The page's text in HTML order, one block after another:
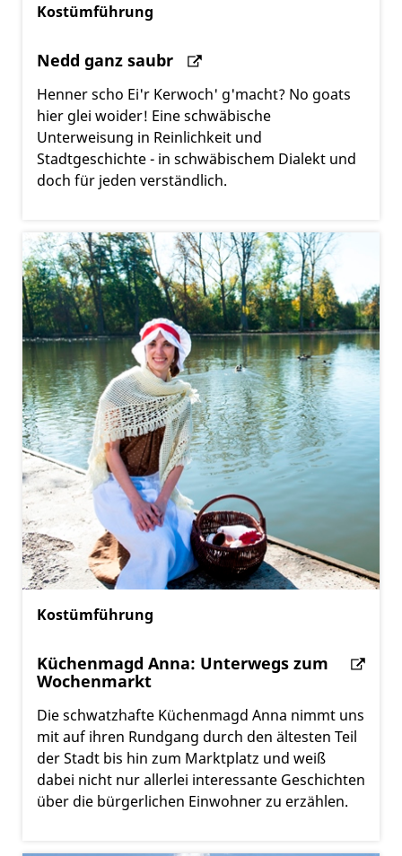
Kostümführung
Nedd ganz saubr
Henner scho Ei'r Kerwoch' g'macht? No goats
hier glei woider! Eine schwäbische
Unterweisung in Reinlichkeit und
Stadtgeschichte - in schwäbischem Dialekt und
doch für jeden verständlich.
Kostümführung
Küchenmagd Anna: Unterwegs zum
Wochenmarkt
Die schwatzhafte Küchenmagd Anna nimmt uns
mit auf ihren Rundgang durch den ältesten Teil
der Stadt bis hin zum Marktplatz und weiß
dabei nicht nur allerlei interessante Geschichten
über die bürgerlichen Einwohner zu erzählen.